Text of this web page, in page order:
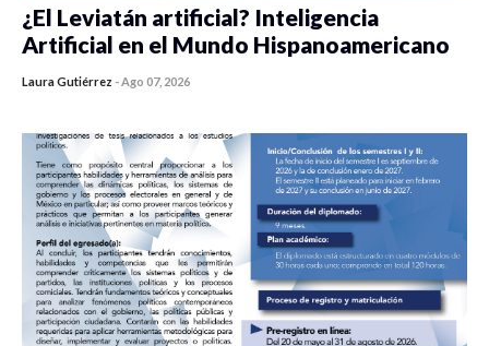
¿El Leviatán artificial? Inteligencia
Artificial en el Mundo Hispanoamericano
Laura Gutiérrez -Ago 07, 2026